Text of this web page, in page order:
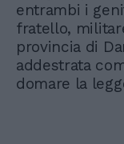
entrambi i
fratello,
provincia di
addestrata
domare la